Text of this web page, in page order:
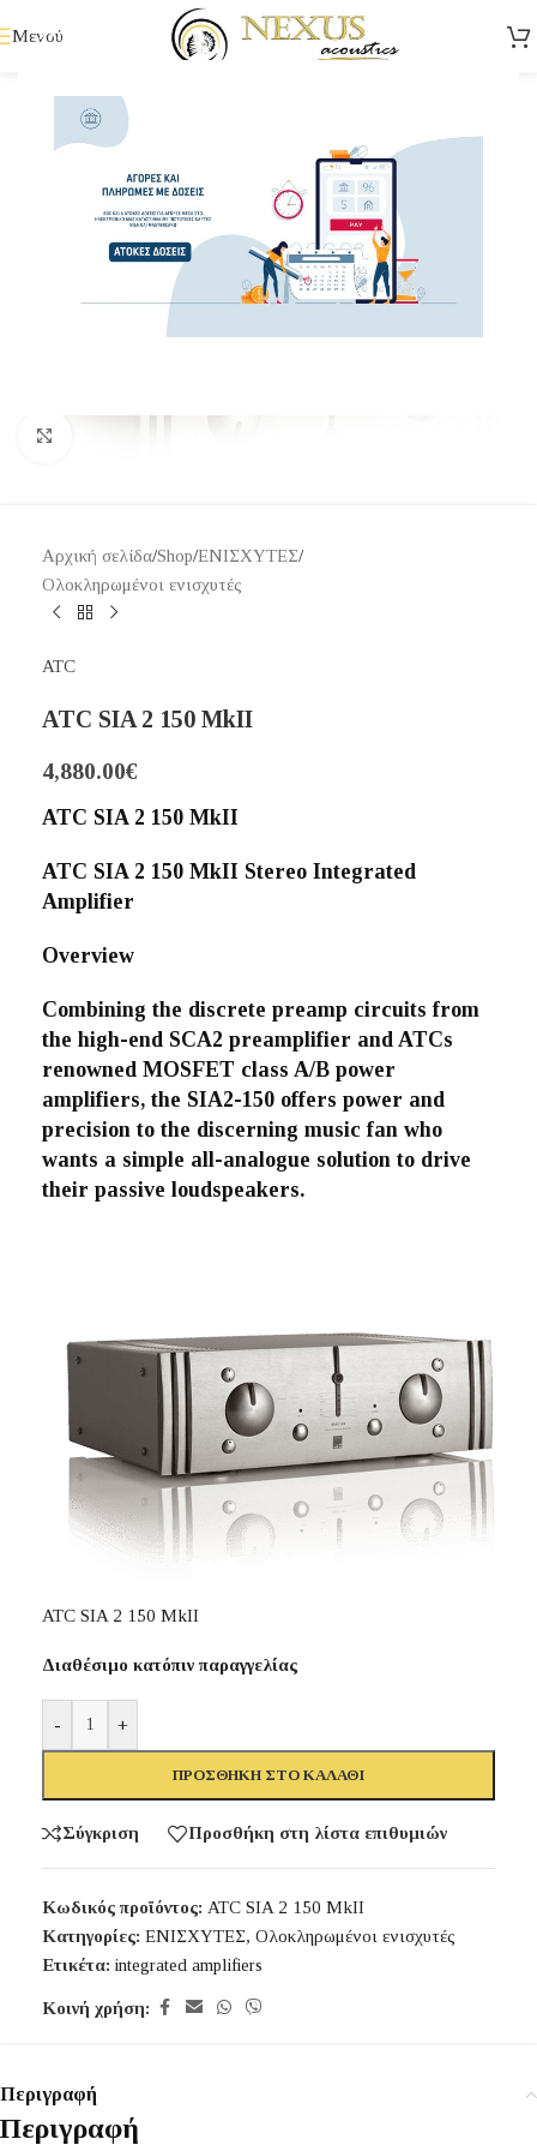
Μενού
Αρχική σελίδα/Shop/ΕΝΙΣΧΥΤΕΣ/
Ολοκληρωμένοι ενισχυτές
ATC
ATC SIA 2 150 MkII
4,880.00€
ATC SIA 2 150 MkII
ATC SIA 2 150 MkII Stereo Integrated
Amplifier
Overview
Combining the discrete preamp circuits from
the high-end SCA2 preamplifier and ATCs
renowned MOSFET class A/B power
amplifiers, the SIA2-150 offers power and
precision to the discerning music fan who
wants a simple all-analogue solution to drive
their passive loudspeakers.
ATC SIA 2 150 MkII
Διαθέσιμο κατόπιν παραγγελίας
- +
ΠΡΟΣΘΉΚΗ ΣΤΟ ΚΑΛΆΘΙ
Σύγκριση Προσθήκη στη λίστα επιθυμιών
Κωδικός προϊόντος: ATC SIA 2 150 MkII
Κατηγορίες: ΕΝΙΣΧΥΤΕΣ, Ολοκληρωμένοι ενισχυτές
Ετικέτα: integrated amplifiers
Κοινή χρήση:
Περιγραφή
Περιγραφή